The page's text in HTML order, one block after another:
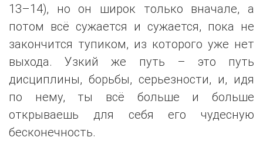
13–14), но он широк только вначале, а
потом всё сужается и сужается, пока не
закончится тупиком, из которого уже нет
выхода. Узкий же путь – это путь
дисциплины, борьбы, серьезности, и, идя
по нему, ты всё больше и больше
открываешь для себя его чудесную
бесконечность.